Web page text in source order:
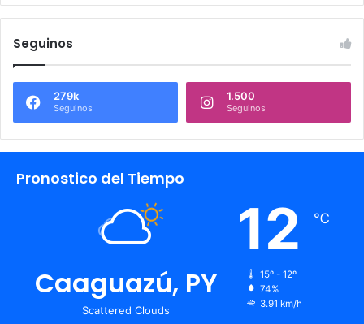
Seguinos
279k
Seguinos
1.500
Seguinos
Pronostico del Tiempo
Caaguazú, PY
Scattered Clouds
12 ℃
15º - 12º
74%
3.91 km/h